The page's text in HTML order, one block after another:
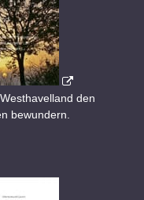
den
bewundern.